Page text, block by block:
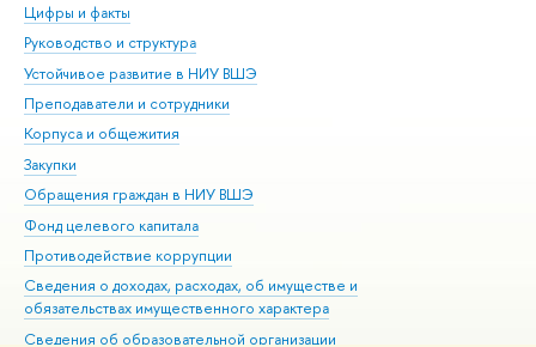
Цифры и факты
Руководство и структура
Устойчивое развитие в НИУ ВШЭ
Преподаватели и сотрудники
Корпуса и общежития
Закупки
Обращения граждан в НИУ ВШЭ
Фонд целевого капитала
Противодействие коррупции
Сведения о доходах, расходах, об имуществе и
обязательствах имущественного характера
Сведения об образовательной организации